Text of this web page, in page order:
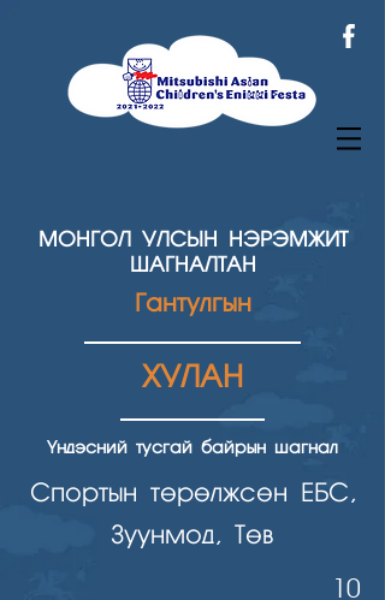
МОНГОЛ УЛСЫН НЭРЭМЖИТ
ШАГНАЛТАН
Гантулгын
ХУЛАН
Үндэсний тусгай байрын шагнал
Спортын төрөлжсөн ЕБС,
Зуунмод, Төв
10